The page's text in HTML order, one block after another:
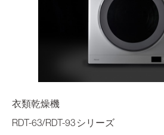
衣類乾燥機
RDT-63/RDT-93 シリーズ